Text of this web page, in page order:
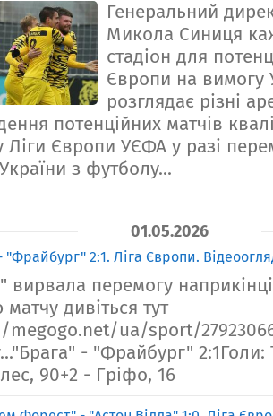
Генеральний
Микола Синиця
стадіон для
Європи на вимогу
розглядає різні
потенційних матчів
Ліги Європи УЄФА у разі
з футболу...
01.05.2026
"Фрайбург" 2:1. Ліга Європи.
вирвала перемогу
матчу дивіться тут
ua/sport/
- "Фрайбург" 2:1Голи:
90+2 - Гріфо, 16